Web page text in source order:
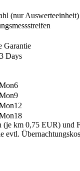
(nur Auswerteeinheit)
Garantie
Days
(je km 0,75 EUR) und
evtl.